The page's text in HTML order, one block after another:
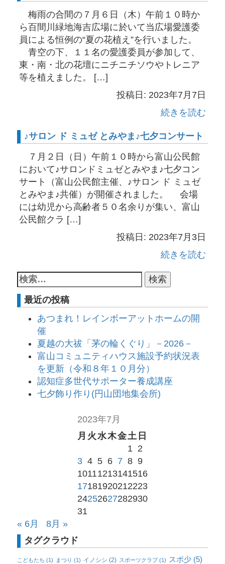
梅雨の合間の７月６日（木）午前１０時か
ら百間川緑地海吉広場に於いて当広場愛護委
員による恒例の“夏の花植え”を行いました。
青空の下、１１名の愛護委員が参加して、
東・南・北の花壇にニチニチソウやトレニア
等を植えました。 […]
投稿日: 2023年7月7日
続きを読む
♪サロン ド ミュゼ とみやま♪七夕コンサート
７月２日（日）午前１０時から富山公民館
において♪サロンドミュゼとみやま♪七夕コン
サート（富山公民館主催、♪サロン ド ミュゼ
とみやま♪共催）が開催されました。 会場
には幼児から高齢者５０名余りが集い、富山
公民館クラ […]
投稿日: 2023年7月3日
続きを読む
最近の投稿
あつまれ！レインボーアットホームの開
催
夏越の大祓「茅の輪くぐり」－2026－
富山コミュニティハウス施設予約状況表
を更新（令和８年１０月分）
認知症多世代サポーター養成講座
七夕飾り作り(円山団地集会所)
2023年7月
月 火 水木金 土 日
1 2
3 4 5 6 7 8 9
10111213141516
17181920212223
24252627282930
31
« 6月
8月 »
タグクラウド
こどもたち (1) まつり (1) イノシシ (2) スポーツクラブ(1) スポ少(5)